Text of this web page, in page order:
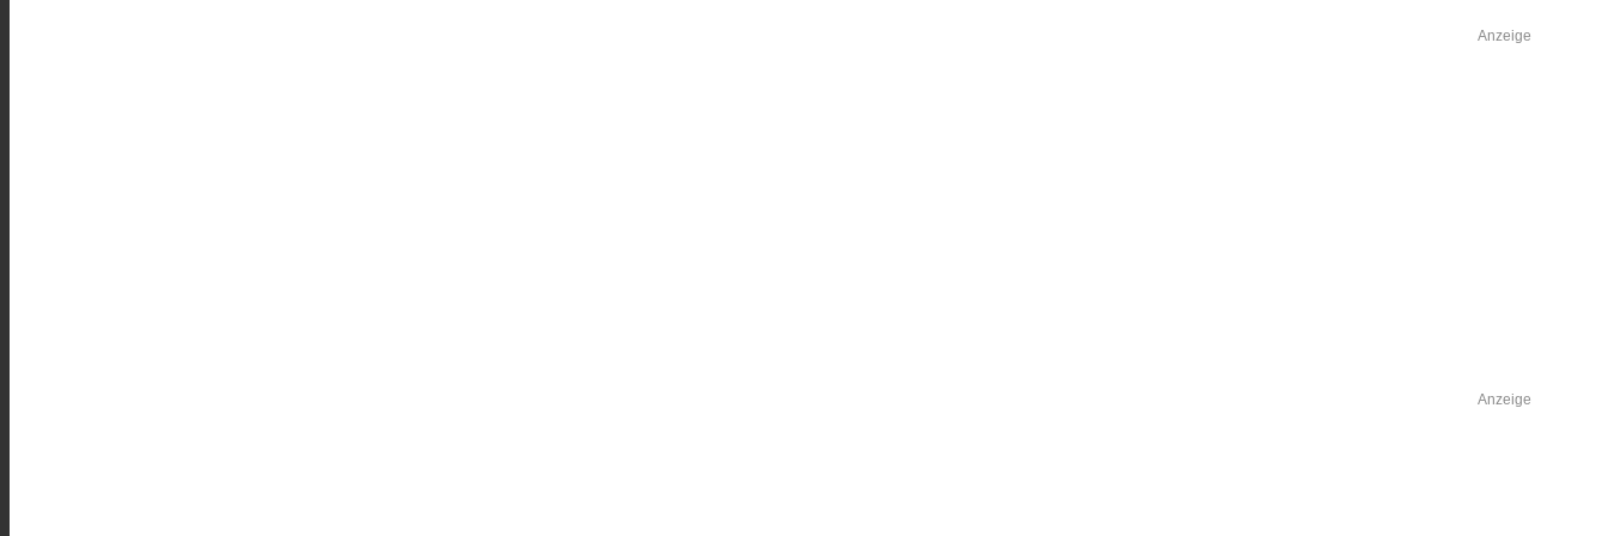
Anzeige
Anzeige